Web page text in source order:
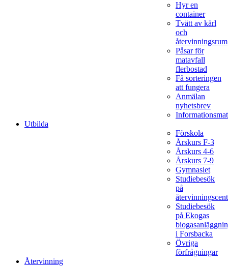
Hyr en
container
Tvätt av kärl
och
återvinningsrum
Påsar för
matavfall
flerbostad
Få sorteringen
att fungera
Anmälan
nyhetsbrev
Utbilda
Förskola
Årskurs F-3
Årskurs 4-6
Årskurs 7-9
Gymnasiet
Studiebesök
på
Studiebesök
på Ekogas
i Forsbacka
Övriga
förfrågningar
Återvinning